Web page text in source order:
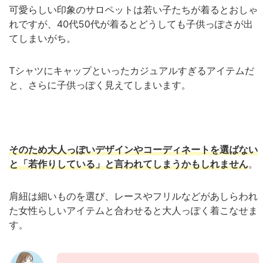
可愛らしい印象のサロペットは若い子たちが着るとおしゃ
れですが、40代50代が着るとどうしても子供っぽさが出
てしまいがち。
Tシャツにキャップといったカジュアルすぎるアイテムだ
と、さらに子供っぽく見えてしまいます。
そのため大人っぽいデザインやコーディネートを選ばない
と「若作りしている」と言われてしまうかもしれません。
肩紐は細いものを選び、レースやフリルなどがあしらわれ
た女性らしいアイテムと合わせると大人っぽく着こなせま
す。